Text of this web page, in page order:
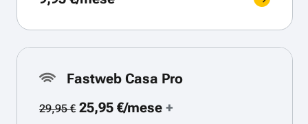
Fastweb Casa Pro
29,95 €25,95 €/mese+